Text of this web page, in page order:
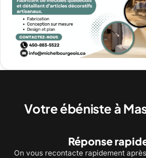
Votre ébéniste à
Réponse
On vous recontacte rapidement